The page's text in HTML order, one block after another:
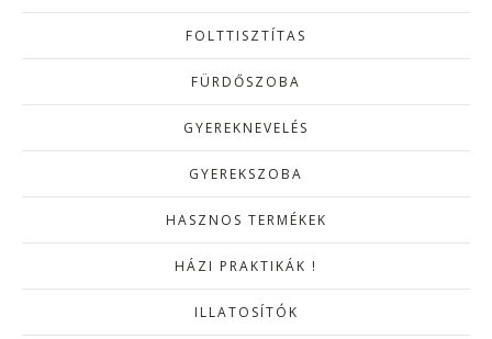
FOLTTISZTÍTAS
FÜRDŐSZOBA
GYEREKNEVELÉS
GYEREKSZOBA
HASZNOS TERMÉKEK
HÁZI PRAKTIKÁK !
ILLATOSÍTÓK